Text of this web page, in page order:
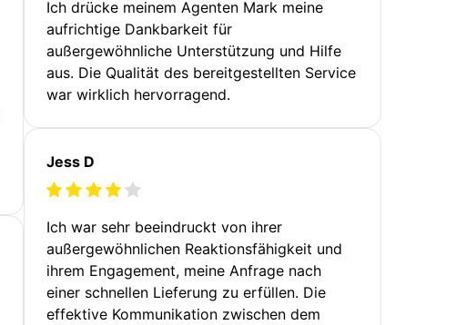
Ich drücke meinem Agenten Mark meine
aufrichtige Dankbarkeit für
außergewöhnliche Unterstützung und Hilfe
aus. Die Qualität des bereitgestellten Service
war wirklich hervorragend.
Jess D
Ich war sehr beeindruckt von ihrer
außergewöhnlichen Reaktionsfähigkeit und
ihrem Engagement, meine Anfrage nach
einer schnellen Lieferung zu erfüllen. Die
effektive Kommunikation zwischen dem